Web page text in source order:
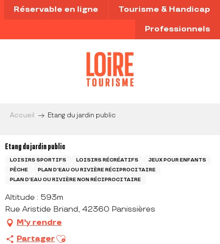
Aller
au
principal
Réservable en ligne Tourisme & Handicap
Professionnels
Accueil Etang du jardin public
Etang du jardin public
LOISIRS SPORTIFS LOISIRS RÉCRÉATIFS
JEUX POUR ENFANTS
PÊCHE
PLAN D’EAU OU RIVIÈRE RÉCIPROCITAIRE
PLAN D’EAU OU RIVIÈRE NON RÉCIPROCITAIRE
Altitude : 593m
Rue Aristide Briand, 42360 Panissières
M'y rendre
Partager Ajouter aux favoris